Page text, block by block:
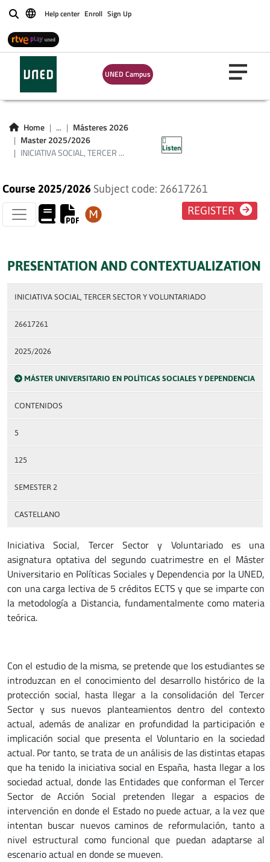
BuscarHelp center Enroll Sign Up
UNED Campus
Home ...
Másteres 2026
Master 2025/2026
INICIATIVA SOCIAL, TERCER ...
Listen
INICIATIVA SOCIAL,
TERCER SECTOR Y
VOLUNTARIADO
Course 2025/2026 Subject code: 26617261
REGISTER
PRESENTATION AND CONTEXTUALIZATION
INICIATIVA SOCIAL, TERCER SECTOR Y VOLUNTARIADO
26617261
2025/2026
MÁSTER UNIVERSITARIO EN POLÍTICAS SOCIALES Y DEPENDENCIA
CONTENIDOS
5
125
SEMESTER 2
CASTELLANO
Iniciativa Social, Tercer Sector y Voluntariado es una
asignatura optativa del segundo cuatrimestre en el Máster
Universitario en Políticas Sociales y Dependencia por la UNED,
con una carga lectiva de 5 créditos ECTS y que se imparte con
la metodología a Distancia, fundamentalmente como materia
teórica.
Con el estudio de la misma, se pretende que los estudiantes se
introduzcan en el conocimiento del desarrollo histórico de la
protección social, hasta llegar a la consolidación del Tercer
Sector y sus nuevos planteamientos dentro del contexto
actual, además de analizar en profundidad la participación e
implicación social que presenta el Voluntario en la sociedad
actual. Por tanto, se trata de un análisis de las distintas etapas
que ha tenido la iniciativa social en España, hasta llegar a los
sociedad actual, donde las Entidades que conforman el Tercer
Sector de Acción Social pretenden llegar a espacios de
intervención en donde el Estado no puede actuar, a la vez que
intentan buscar nuevos caminos de reformulación, tanto a
nivel estructural como funcional que puedan adaptarse al
escenario actual en donde se mueven.